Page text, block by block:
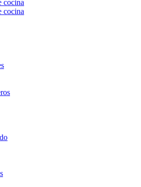
cocina
cocina